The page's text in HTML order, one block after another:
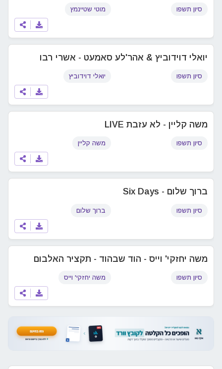
סיון תשפו מוטי שטיינמץ
יואלי דוידוביץ & אהר'לע סאמעט - אשרי רבו
סיון תשפו יואלי דוידוביץ
משה קליין - לא עזבת LIVE
סיון תשפו משה קליין
ברוך שלום - Six Days
סיון תשפו ברוך שלום
משה יחזקי' וייס - הוד שבהוד - תקציר האלבום
סיון תשפו משה יחזקי' וייס